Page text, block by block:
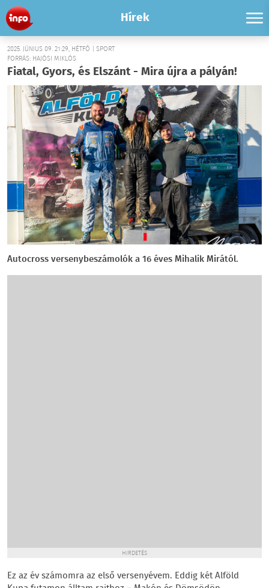
Hírek
2025. JÚNIUS 09. 21:29, HÉTFŐ | SPORT
FORRÁS: HAJÓSI MIKLÓS
Fiatal, Gyors, és Elszánt - Mira újra a pályán!
Autocross versenybeszámolók a 16 éves Mihalik Mirától.
HIRDETÉS
Ez az év számomra az első versenyévem. Eddig két Alföld